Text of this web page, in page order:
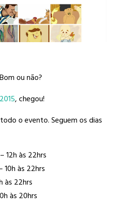
ou não?
, chegou!
o evento. Seguem os dias
12h às 22hrs
às 22hrs
às 22hrs
às 20hrs